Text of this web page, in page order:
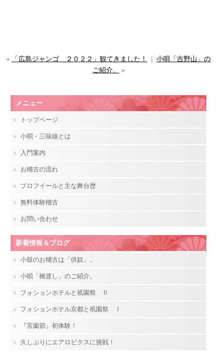
« 「広島ジャンゴ ２０２２」観てきました！
小唄「吉野山」の
ご紹介。
»
メニュー
トップページ
小唄・三味線とは
入門案内
お稽古の流れ
プロフイールと主な舞台歴
無料体験稽古
お問い合わせ
新着情報＆ブログ
小鼓のお稽古は「供奴」。
小唄「橋渡し」のご紹介。
フォションホテルと祇園祭 Ⅱ
フォションホテル京都と祇園祭 Ⅰ
『宮薗節』初体験！
久しぶりにエアロビクスに挑戦！